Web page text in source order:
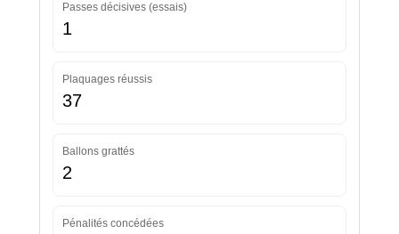
Passes décisives (essais)
1
Plaquages réussis
37
Ballons grattés
2
Pénalités concédées